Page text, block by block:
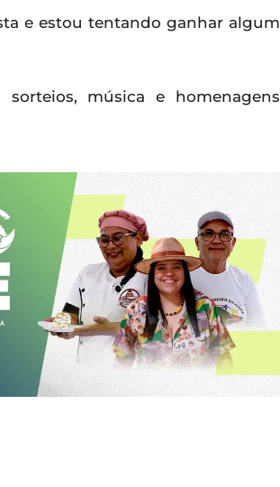
e estou tentando ganhar algum
música e homenagens